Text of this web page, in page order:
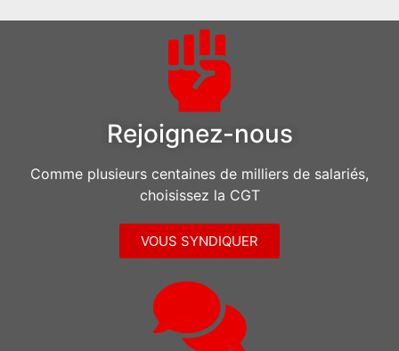
Rejoignez-nous
Comme plusieurs centaines de milliers de salariés,
choisissez la CGT
VOUS SYNDIQUER